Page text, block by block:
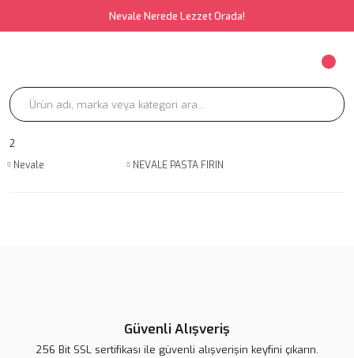
Nevale Nerede Lezzet Orada!
2
Nevale
NEVALE PASTA FIRIN
Güvenli Alışveriş
256 Bit SSL sertifikası ile güvenli alışverişin keyfini çıkarın.